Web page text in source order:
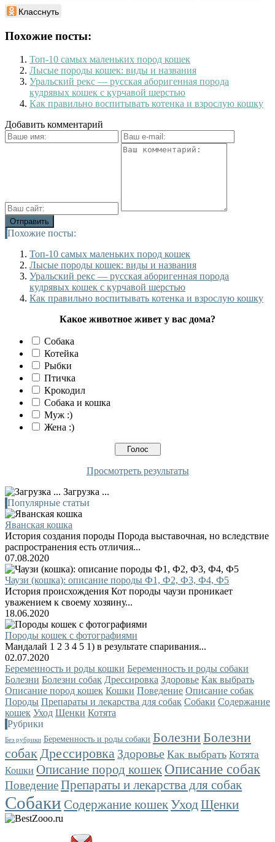
Класснуть
Похожие посты:
Топ-10 самых маленьких пород кошек
Лысые породы кошек: виды и названия
Уральский рекс — русская аборигенная порода
кудрявых кошек с курчавой шерстью
Как правильно воспитывать котенка и взрослую кошку
Добавить комментарий
Похожие посты:
Топ-10 самых маленьких пород кошек
Лысые породы кошек: виды и названия
Уральский рекс — русская аборигенная порода
кудрявых кошек с курчавой шерстью
Как правильно воспитывать котенка и взрослую кошку
Какое животное живет у вас дома?
Собака
Котейка
Рыбки
Птичка
Крокодил
Собака и кошка
Муж :)
Жена :)
Просмотреть результаты
Загрузка ...
Популярные статьи
Яванская кошка
История создания породы Порода выставочная, но вследствие
распространения есть отличия...
07.08.2020
Чаузи (кошка): описание породы Ф1, Ф2, Ф3, Ф4, Ф5
История происхождения Кот породы чаузи проникает
уважением к своему хозяину...
18.06.2020
Породы кошек с фотографиями
Мандалай 1 2 3 4 5 1) в результате спаривания...
02.07.2020
Беременность и роды кошки Беременность и роды собаки
Болезни Болезни собак Дрессировка Здоровье Как выбрать
Описание пород кошек Кошки Поведение Описание собак
Породы Препараты и лекарства для собак Собаки Содержание
кошек Уход Щенки Котята
Рубрики
Без рубрики Беременность и роды собаки БолезниБолезни
собакДрессировка Здоровье Как выбрать Котята
Кошки Описание пород кошек Описание собак
ПоведениеПрепараты и лекарства для собак
Собаки Содержание кошекУходЩенки